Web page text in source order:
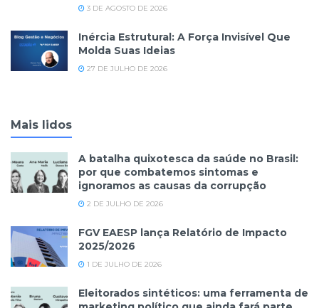
3 DE AGOSTO DE 2026
Inércia Estrutural: A Força Invisível Que
Molda Suas Ideias
27 DE JULHO DE 2026
Mais lidos
A batalha quixotesca da saúde no Brasil:
por que combatemos sintomas e
ignoramos as causas da corrupção
2 DE JULHO DE 2026
FGV EAESP lança Relatório de Impacto
2025/2026
1 DE JULHO DE 2026
Eleitorados sintéticos: uma ferramenta de